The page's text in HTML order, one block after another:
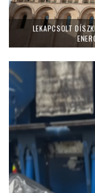
LEKAPCSOLT